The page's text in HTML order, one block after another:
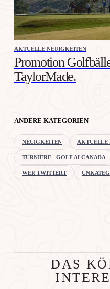
AKTUELLE NEUIGKEITEN
Promotion
TaylorMade.
ANDERE KATEGORIEN
NEUIGKEITEN AKTUELLE
TURNIERE - GOLF ALCANADA
WER TWITTERT
DAS